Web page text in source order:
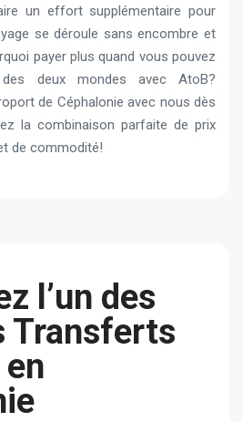
un effort supplémentaire pour
se déroule sans encombre et
payer plus quand vous pouvez
deux mondes avec AtoB?
de Céphalonie avec nous dès
la combinaison parfaite de prix
de commodité!
l’un des
Transferts